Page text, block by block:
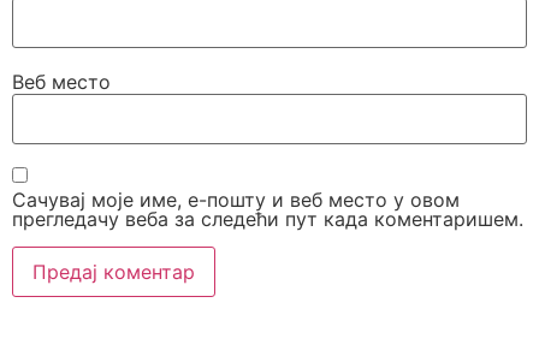
Веб место
Сачувај моје име, е-пошту и веб место у овом
прегледачу веба за следећи пут када коментаришем.